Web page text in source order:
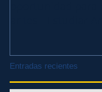
Entradas recientes